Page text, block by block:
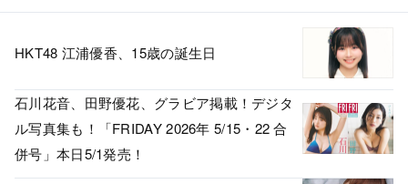
HKT48 江浦優香、15歳の誕生日
石川花音、田野優花、グラビア掲載！デジタ
ル写真集も！「FRIDAY 2026年 5/15・22 合
併号」本日5/1発売！